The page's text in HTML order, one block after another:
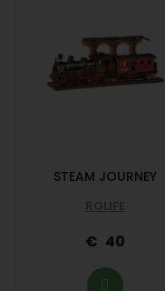
STEAM JOURNEY
ROLIFE
40